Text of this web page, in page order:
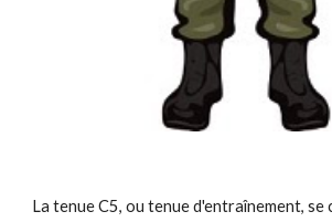
La tenue C5, ou tenued'entraînement, se